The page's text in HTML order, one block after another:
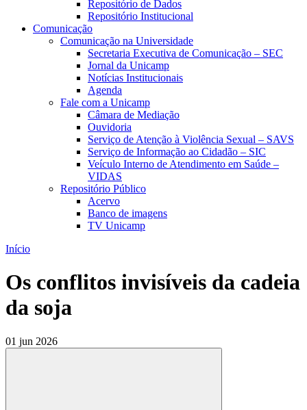
Repositório de Dados
Repositório Institucional
Comunicação
Comunicação na Universidade
Secretaria Executiva de Comunicação – SEC
Jornal da Unicamp
Notícias Institucionais
Agenda
Fale com a Unicamp
Câmara de Mediação
Ouvidoria
Serviço de Atenção à Violência Sexual – SAVS
Serviço de Informação ao Cidadão – SIC
Veículo Interno de Atendimento em Saúde –
VIDAS
Repositório Público
Acervo
Banco de imagens
TV Unicamp
Início
Os conflitos invisíveis da cadeia
da soja
01 jun 2026